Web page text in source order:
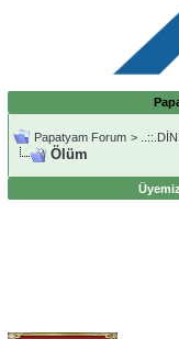
Papatyam Forum >
Ölüm